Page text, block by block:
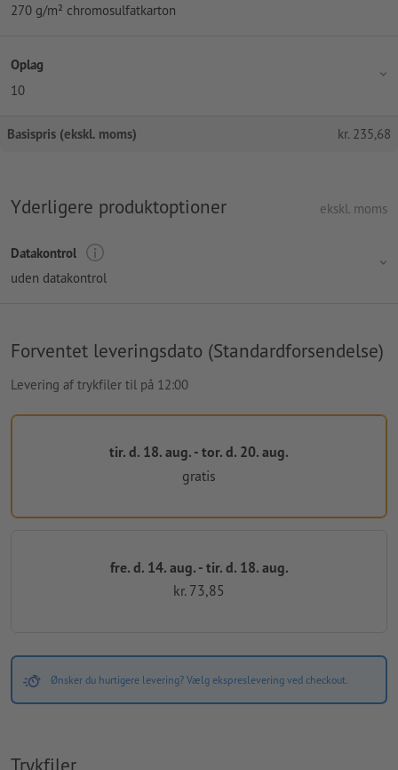
270 g/m² chromosulfatkarton
Oplag
10
Basispris (ekskl. moms) kr. 235,68
Yderligere produktoptioner ekskl. moms
Datakontrol
uden datakontrol
Forventet leveringsdato (Standardforsendelse)
Levering af trykfiler til på 12:00
tir. d. 18. aug. - tor. d. 20. aug.
gratis
fre. d. 14. aug. - tir. d. 18. aug.
kr. 73,85
Ønsker du hurtigere levering? Vælg ekspreslevering ved checkout.
Trykfiler